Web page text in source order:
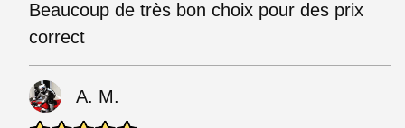
Beaucoup de très bon choix pour des prix
correct
A. M.